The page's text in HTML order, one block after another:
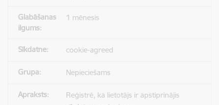
1 mēnesis
cookie-agreed
Nepieciešams
Reģistrē, ka lietotājs ir apstiprinājis